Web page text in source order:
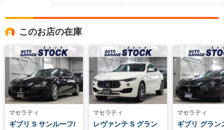
このお店の在庫
マセラティ
ギブリ S サンルーフ/
マセラティ
レヴァンテ S グラン
マセラティ
ギブリ グラン